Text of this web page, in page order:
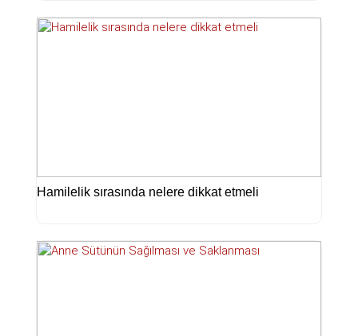
Hamilelik sırasında nelere dikkat etmeli